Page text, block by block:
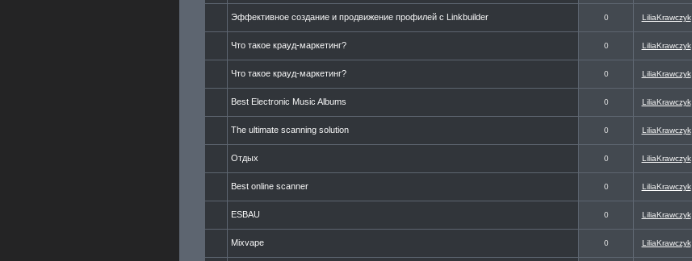
Эффективное создание и продвижение профилей с Linkbuilder 0 LiliaKrawczyk
Что такое крауд-маркетинг? 0 LiliaKrawczyk
Что такое крауд-маркетинг? 0 LiliaKrawczyk
Best Electronic Music Albums 0 LiliaKrawczyk
The ultimate scanning solution 0 LiliaKrawczyk
Отдых 0 LiliaKrawczyk
Best online scanner 0 LiliaKrawczyk
ESBAU 0 LiliaKrawczyk
Mixvape 0 LiliaKrawczyk